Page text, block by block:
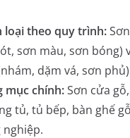
loại theo quy trình:
sơn màu, sơn bóng)
dặm vá, sơn
mục chính:Sơn cửa
tủ, tủ bếp, bàn ghế
nghiệp.